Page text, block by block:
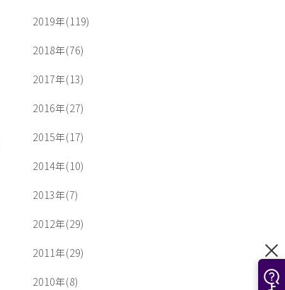
2019年(119)
2018年(76)
2017年(13)
2016年(27)
2015年(17)
2014年(10)
2013年(7)
2012年(29)
2011年(29)
2010年(8)